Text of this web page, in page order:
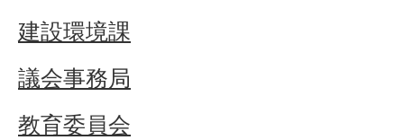
建設環境課
議会事務局
教育委員会